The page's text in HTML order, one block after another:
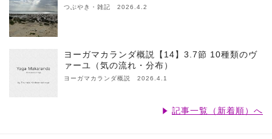
つぶやき・雑記 2026.4.2
ヨーガマカランダ概説【14】3.7節 10種類のヴ
ァーユ（気の流れ・分布）
ヨーガマカランダ概説 2026.4.1
記事一覧（新着順）へ